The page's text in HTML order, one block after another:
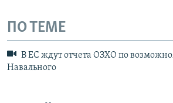
ПО ТЕМЕ
В ЕС ждут отчета ОЗХО по
Навального